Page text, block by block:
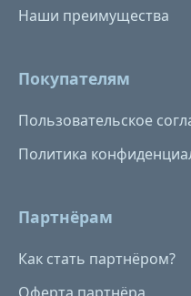
Наши преимущества
Покупателям
Пользовательское
Политика
Партнёрам
Как стать партнёром?